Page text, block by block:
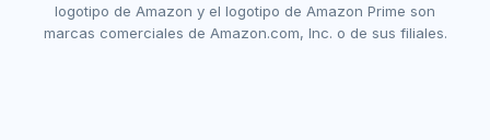
logotipo de Amazon y el logotipo de Amazon Prime son
marcas comerciales de Amazon.com, Inc. o de sus filiales.